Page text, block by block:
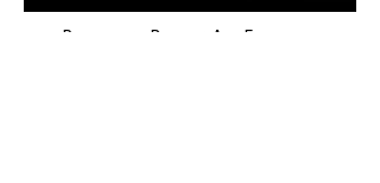
Positions Berlin Art Fair 2021